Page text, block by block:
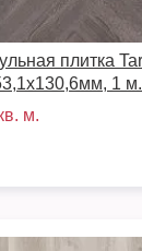
плитка
1
м.